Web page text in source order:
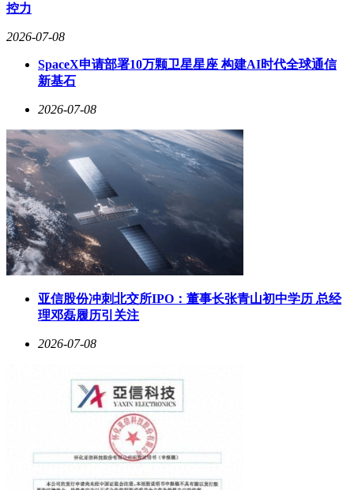
控力
2026-07-08
SpaceX申请部署10万颗卫星星座 构建AI时代全球通信
新基石
2026-07-08
亚信股份冲刺北交所IPO：董事长张青山初中学历 总经
理邓磊履历引关注
2026-07-08